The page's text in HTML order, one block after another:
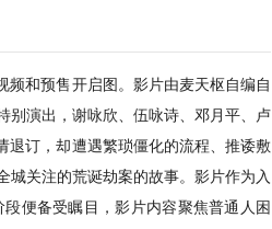
频和预售开启图。影片由麦天枢 自编自
别演出，谢咏欣、伍咏诗、邓月平、卢
退订，却遭遇繁琐僵化的流程、推诿敷
城关注的荒诞劫案的故事。影片作为入
便备受瞩目，影片内容聚焦普通人困